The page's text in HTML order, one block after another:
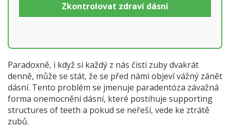
Zkontrolovat zdraví dásní
Paradoxně, i když si každý z nás čistí zuby dvakrát
denně, může se stát, že se před námi objeví vážný zánět
dásní. Tento problém se jmenuje paradentóza závažná
forma onemocnění dásní, které postihuje supporting
structures of teeth a pokud se neřeší, vede ke ztrátě
zubů.